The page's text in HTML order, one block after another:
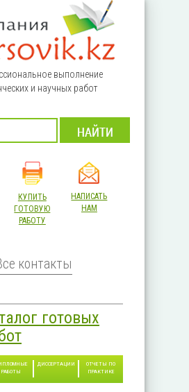
выполнение
и научных работ
КУПИТЬ
ГОТОВУЮ
РАБОТУ
НАПИСАТЬ
НАМ
контакты
готовых
РАБОТЫ
ДИССЕРТАЦИИ
ОТЧЕТЫ ПО
ПРАКТИКЕ